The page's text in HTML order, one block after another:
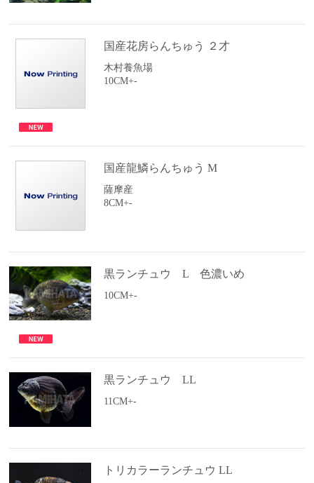
国産花房らんちゅう ２才
木村養魚場
10CM+-
国産龍鱗らんちゅう M
薩摩産
8CM+-
黒ランチュウ L 色濃いめ
10CM+-
黒ランチュウ LL
11CM+-
トリカラーランチュウ LL